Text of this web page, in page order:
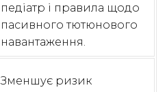
педіатр і правила щодо
пасивного тютюнового
навантаження.
Зменшує ризик